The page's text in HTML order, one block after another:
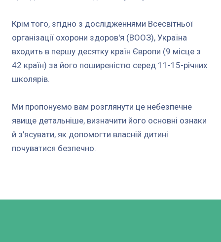
Крім того, згідно з дослідженнями Всесвітньої
організації охорони здоров'я (ВООЗ), Україна
входить в першу десятку країн Європи (9 місце з
42 країн) за його поширеністю серед 11-15-річних
школярів.
Ми пропонуємо вам розглянути це небезпечне
явище детальніше, визначити його основні ознаки
й з'ясувати, як допомогти власній дитині
почуватися безпечно.